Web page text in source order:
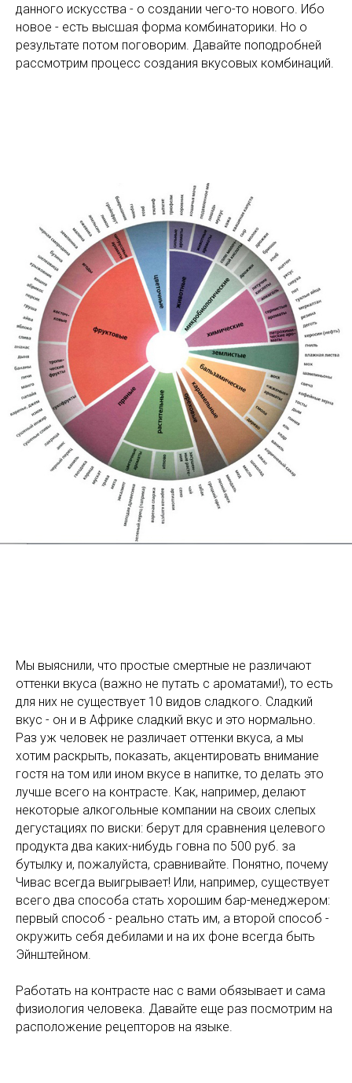
данного искусства - о создании чего-то нового. Ибо
новое - есть высшая форма комбинаторики. Но о
результате потом поговорим. Давайте поподробней
рассмотрим процесс создания вкусовых комбинаций.
Мы выяснили, что простые смертные не различают
оттенки вкуса (важно не путать с ароматами!), то есть
для них не существует 10 видов сладкого. Сладкий
вкус - он и в Африке сладкий вкус и это нормально.
Раз уж человек не различает оттенки вкуса, а мы
хотим раскрыть, показать, акцентировать внимание
гостя на том или ином вкусе в напитке, то делать это
лучше всего на контрасте. Как, например, делают
некоторые алкогольные компании на своих слепых
дегустациях по виски: берут для сравнения целевого
продукта два каких-нибудь говна по 500 руб. за
бутылку и, пожалуйста, сравнивайте. Понятно, почему
Чивас всегда выигрывает! Или, например, существует
всего два способа стать хорошим бар-менеджером:
первый способ - реально стать им, а второй способ -
окружить себя дебилами и на их фоне всегда быть
Эйнштейном.
Работать на контрасте нас с вами обязывает и сама
физиология человека. Давайте еще раз посмотрим на
расположение рецепторов на языке.